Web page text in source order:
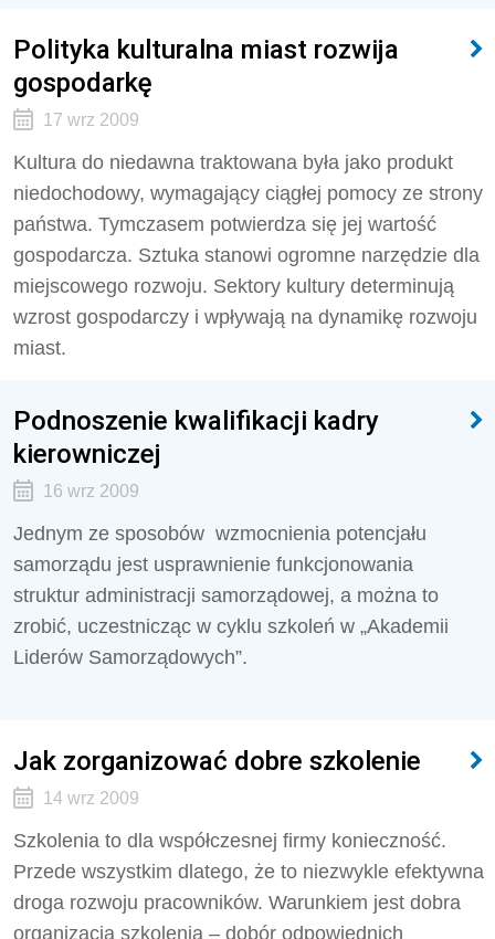
Polityka kulturalna miast rozwija
gospodarkę
17 wrz 2009
Kultura do niedawna traktowana była jako produkt
niedochodowy, wymagający ciągłej pomocy ze strony
państwa. Tymczasem potwierdza się jej wartość
gospodarcza. Sztuka stanowi ogromne narzędzie dla
miejscowego rozwoju. Sektory kultury determinują
wzrost gospodarczy i wpływają na dynamikę rozwoju
miast.
Podnoszenie kwalifikacji kadry
kierowniczej
16 wrz 2009
Jednym ze sposobów wzmocnienia potencjału
samorządu jest usprawnienie funkcjonowania
struktur administracji samorządowej, a można to
zrobić, uczestnicząc w cyklu szkoleń w „Akademii
Liderów Samorządowych”.
Jak zorganizować dobre szkolenie
14 wrz 2009
Szkolenia to dla współczesnej firmy konieczność.
Przede wszystkim dlatego, że to niezwykle efektywna
droga rozwoju pracowników. Warunkiem jest dobra
organizacja szkolenia – dobór odpowiednich